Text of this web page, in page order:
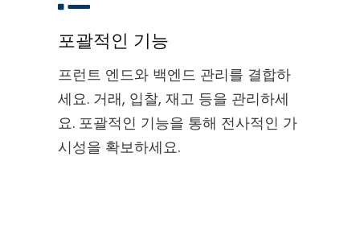
포괄적인 기능
프런트 엔드와 백엔드 관리를 결합하
세요. 거래, 입찰, 재고 등을 관리하세
요. 포괄적인 기능을 통해 전사적인 가
시성을 확보하세요.